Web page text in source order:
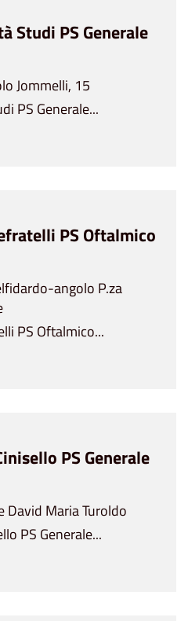
Studi PS Generale
Jommelli, 15
PS Generale...
PS Oftalmico
angolo P.za
PS Oftalmico...
PS Generale
David Maria Turoldo
PS Generale...